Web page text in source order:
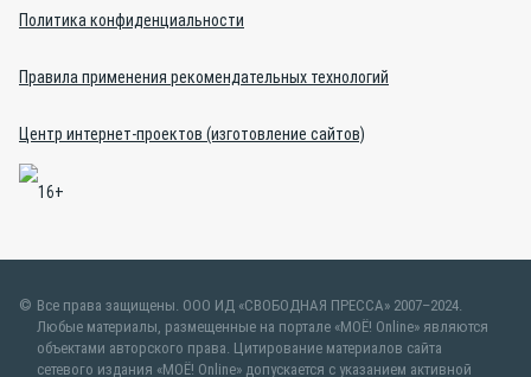
Политика конфиденциальности
Правила применения рекомендательных технологий
Центр интернет-проектов (изготовление сайтов)
Все права защищены. ООО ИД «СВОБОДНАЯ ПРЕССА» 2007–2024.
Любые материалы, размещенные на портале «МОЁ! Online» являются
объектами авторского права. Цитирование материалов сайта
сетевого издания «МОЁ! Online» допускается с указанием активной